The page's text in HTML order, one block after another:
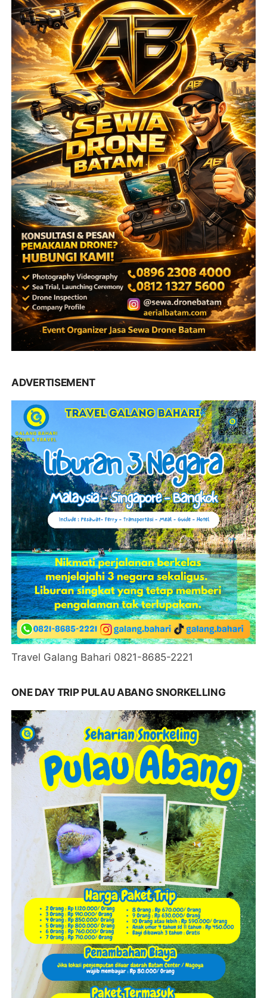
ADVERTISEMENT
Travel Galang Bahari 0821-8685-2221
ONE DAY TRIP PULAU ABANG SNORKELLING